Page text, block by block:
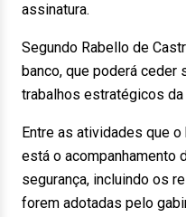
assinatura.
Segundo Rabello de
banco, que poderá ceder
trabalhos estratégicos da
Entre as atividades que
está o
segurança, incluindo os
forem adotadas pelo